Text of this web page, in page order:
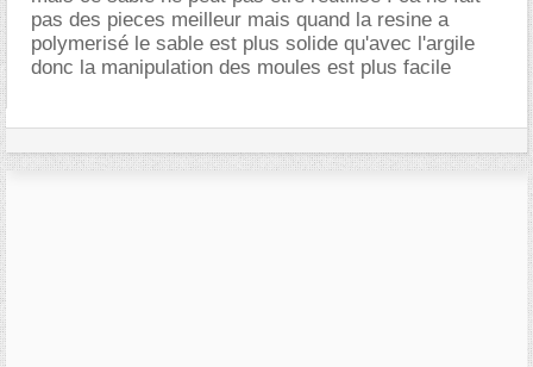
pas des pieces meilleur mais quand la resine a
polymerisé le sable est plus solide qu'avec l'argile
donc la manipulation des moules est plus facile